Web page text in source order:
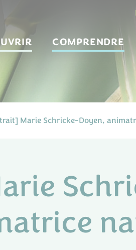
COMPRENDRE
Marie Schricke-Doyen,